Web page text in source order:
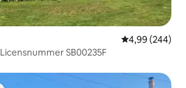
4,99 ud af 5 i
4,99 (244)
Hillburn Gardens Licensnummer SB00235F